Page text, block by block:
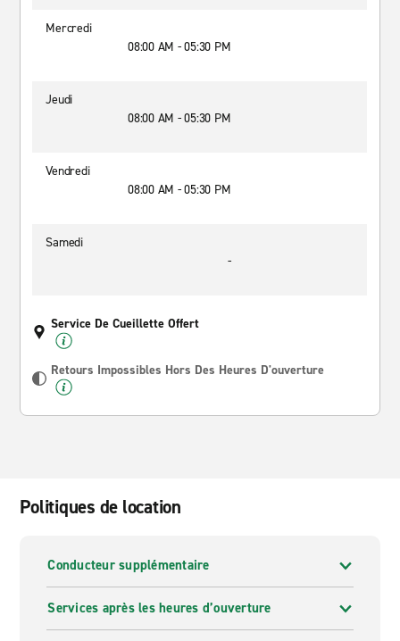
Mercredi
08:00 AM - 05:30 PM
Jeudi
08:00 AM - 05:30 PM
Vendredi
08:00 AM - 05:30 PM
Samedi
-
Service De Cueillette Offert
Retours Impossibles Hors Des Heures D'ouverture
Politiques de location
Conducteur supplémentaire
Services après les heures d’ouverture